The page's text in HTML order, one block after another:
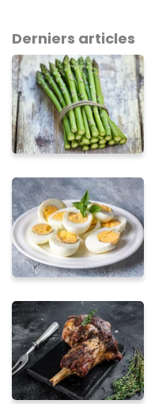
Derniers articles